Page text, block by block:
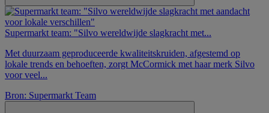
Supermarkt team: "Silvo wereldwijde slagkracht met...
Met duurzaam geproduceerde kwaliteitskruiden, afgestemd op
lokale trends en behoeften, zorgt McCormick met haar merk Silvo
voor veel...
Bron: Supermarkt Team